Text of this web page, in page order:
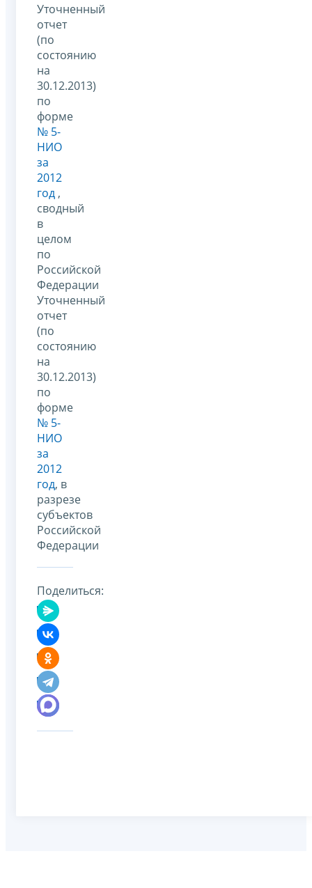
Уточненный
отчет
(по
состоянию
на
30.12.2013)
по
форме
№ 5-
НИО
за
2012
год ,
сводный
в
целом
по
Российской
Федерации
Уточненный
отчет
(по
состоянию
на
30.12.2013)
по
форме
№ 5-
НИО
за
2012
год, в
разрезе
субъектов
Российской
Федерации
Поделиться: